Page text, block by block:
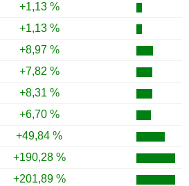
+1,13 %
+1,13 %
+8,97 %
+7,82 %
+8,31 %
+6,70 %
+49,84 %
+190,28 %
+201,89 %